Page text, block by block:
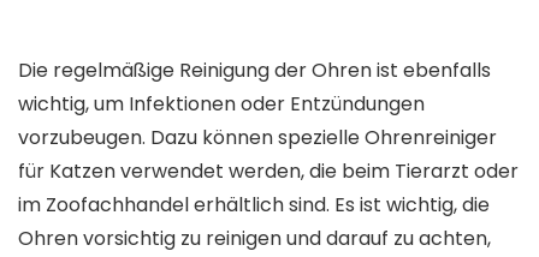
Die regelmäßige Reinigung der Ohren ist ebenfalls
wichtig, um Infektionen oder Entzündungen
vorzubeugen. Dazu können spezielle Ohrenreiniger
für Katzen verwendet werden, die beim Tierarzt oder
im Zoofachhandel erhältlich sind. Es ist wichtig, die
Ohren vorsichtig zu reinigen und darauf zu achten,